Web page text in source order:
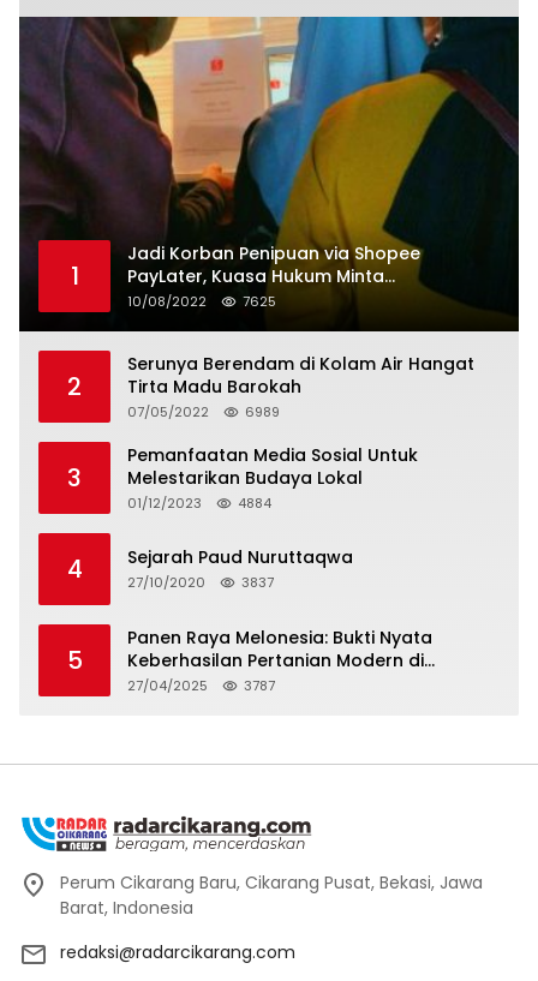
1
Jadi Korban Penipuan via Shopee
PayLater, Kuasa Hukum Minta
Penangguhan Tagihan dan Hapus Bunga
10/08/2022 7625
2
Serunya Berendam di Kolam Air Hangat
Tirta Madu Barokah
07/05/2022 6989
3
Pemanfaatan Media Sosial Untuk
Melestarikan Budaya Lokal
01/12/2023 4884
4 Sejarah Paud Nuruttaqwa
27/10/2020 3837
5
Panen Raya Melonesia: Bukti Nyata
Keberhasilan Pertanian Modern di
Kabupaten Bekasi
27/04/2025 3787
Perum Cikarang Baru, Cikarang Pusat, Bekasi, Jawa
Barat, Indonesia
redaksi@radarcikarang.com